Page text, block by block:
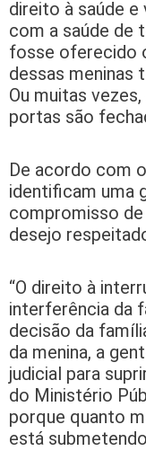
direito à saúde
com a saúde de
fosse oferecido
dessas meninas
Ou muitas
portas são
De acordo com
identificam uma
compromisso
desejo
“O direito à
interferência da
decisão da
da menina, a
judicial para
do Ministério
porque quanto
está